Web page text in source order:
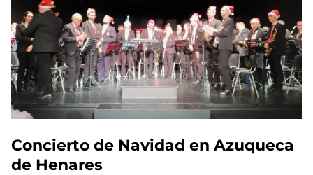
Concierto de Navidad en Azuqueca
de Henares